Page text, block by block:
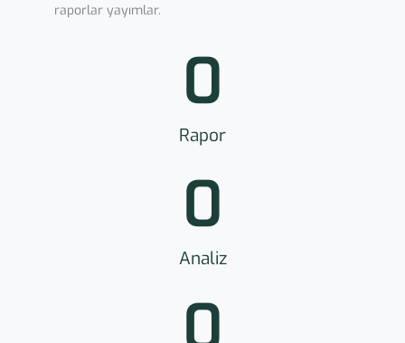
raporlar yayımlar.
Rapor
0
Analiz
0